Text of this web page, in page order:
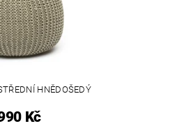
HNĚDOŠEDÝ
Kč